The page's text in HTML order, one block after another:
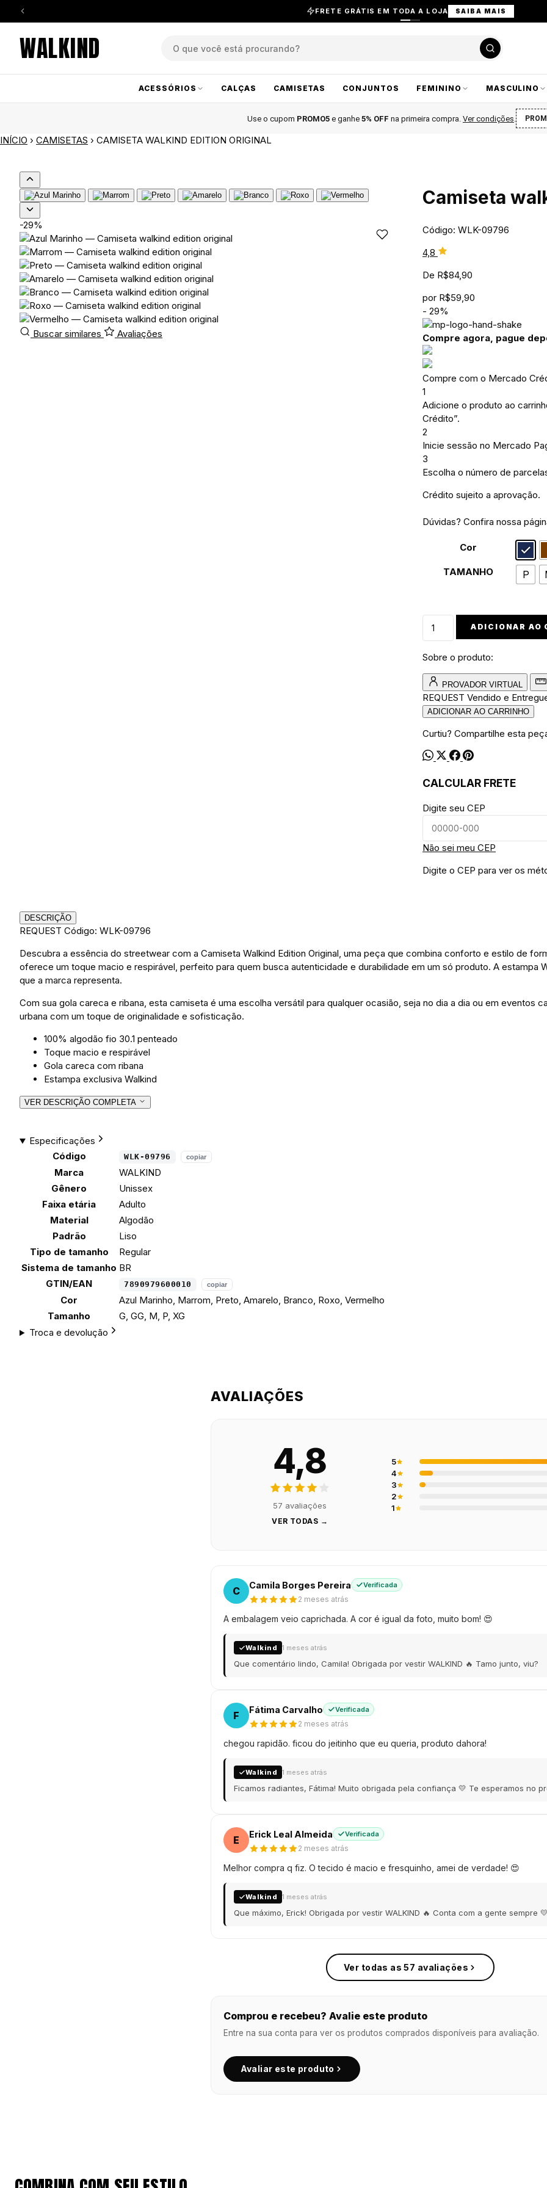
FRETE GRÁTIS EM TODA A LOJA SAIBA MAIS
WALKIND
ACESSÓRIOS CALÇAS CAMISETAS CONJUNTOS FEMININO MASCULINO
Use o cupom PROMO5 e ganhe 5% OFF na primeira compra Ver condições
INÍCIO › CAMISETAS › CAMISETA WALKIND EDITION ORIGINAL
-29%
Buscar similares Avaliações
Camiseta
Código: WLK-09796
4,8
De R$84,90
por R$59,90
- 29%
Compre agora, pague
Compre com o Mercado
1
Adicione o produto ao
Crédito”.
2
Inicie sessão no Mercado
3
Escolha o número de
Crédito sujeito a aprovação.
Dúvidas? Confira nossa
Cor
TAMANHO P
walkind
original
quantidade
ADICIONAR AO
Sobre o produto:
PROVADOR VIRTUAL
REQUEST Vendido e
ADICIONAR AO CARRINHO
Curtiu? Compartilhe esta
CALCULAR FRETE
Digite seu CEP
Não sei meu CEP
Digite o CEP para ver os
DESCRIÇÃO
REQUEST Código: WLK-09796
Descubra a essência do streetwear com a Camiseta Walkind Edition Original, uma peça que combina conforto e estilo de
oferece um toque macio e respirável, perfeito para quem busca autenticidade e durabilidade em um só produto. A estampa
que a marca representa.
Com sua gola careca e ribana, esta camiseta é uma escolha versátil para qualquer ocasião, seja no dia a dia ou em eventos
urbana com um toque de originalidade e sofisticação.
100% algodão fio 30.1 penteado
Toque macio e respirável
Gola careca com ribana
Estampa exclusiva Walkind
VER DESCRIÇÃO COMPLETA
Especificações
Código
WLK-09796 copiar
Marca
WALKIND
Gênero
Unissex
Faixa etária
Adulto
Material
Algodão
Padrão
Liso
Tipo de tamanho
Regular
Sistema de tamanho BR
GTIN/EAN
7890979600010 copiar
Cor
Azul Marinho, Marrom, Preto, Amarelo, Branco, Roxo, Vermelho
Tamanho
G, GG, M, P, XG
Troca e devolução
AVALIAÇÕES
4,8
57 avaliações
VER TODAS →
5
4
3
2
1
C Camila Borges Pereira Verificada
2 meses atrás
A embalagem veio caprichada. A cor é igual da foto, muito bom! 😍
Walkind 1 meses atrás
Que comentário lindo, Camila! Obrigada por vestir WALKIND 🔥 Tamo junto, viu?
F Fátima Carvalho Verificada
2 meses atrás
chegou rapidão. ficou do jeitinho que eu queria, produto dahora!
Walkind 1 meses atrás
Ficamos radiantes, Fátima! Muito obrigada pela confiança 💛 Te esperamos no
E Erick Leal Almeida Verificada
2 meses atrás
Melhor compra q fiz. O tecido é macio e fresquinho, amei de verdade! 😍
Walkind 1 meses atrás
Que máximo, Erick! Obrigada por vestir WALKIND 🔥 Conta com a gente sempre 💛
Ver todas as 57 avaliações
Comprou e recebeu? Avalie este produto
Entre na sua conta para ver os produtos comprados disponíveis para avaliação.
Avaliar este produto